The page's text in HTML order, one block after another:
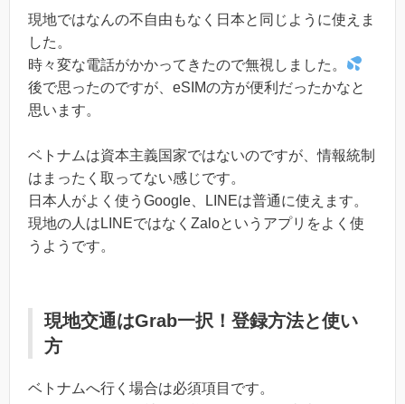
現地ではなんの不自由もなく日本と同じように使えま
した。
時々変な電話がかかってきたので無視しました。
後で思ったのですが、eSIMの方が便利だったかなと
思います。
ベトナムは資本主義国家ではないのですが、情報統制
はまったく取ってない感じです。
日本人がよく使うGoogle、LINEは普通に使えます。
現地の人はLINEではなくZaloというアプリをよく使
うようです。
現地交通はGrab一択！登録方法と使い
方
ベトナムへ行く場合は必須項目です。